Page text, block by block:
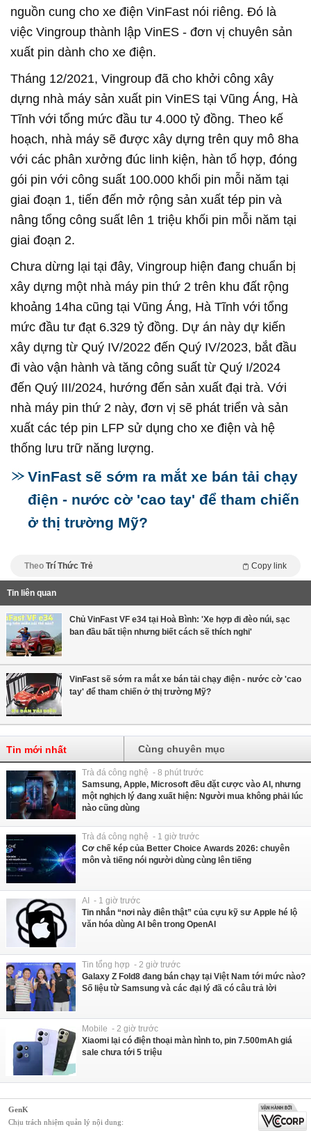
nguồn cung cho xe điện VinFast nói riêng. Đó là
việc Vingroup thành lập VinES - đơn vị chuyên sản
xuất pin dành cho xe điện.
Tháng 12/2021, Vingroup đã cho khởi công xây
dựng nhà máy sản xuất pin VinES tại Vũng Áng, Hà
Tĩnh với tổng mức đầu tư 4.000 tỷ đồng. Theo kế
hoạch, nhà máy sẽ được xây dựng trên quy mô 8ha
với các phân xưởng đúc linh kiện, hàn tổ hợp, đóng
gói pin với công suất 100.000 khối pin mỗi năm tại
giai đoạn 1, tiến đến mở rộng sản xuất tép pin và
nâng tổng công suất lên 1 triệu khối pin mỗi năm tại
giai đoạn 2.
Chưa dừng lại tại đây, Vingroup hiện đang chuẩn bị
xây dựng một nhà máy pin thứ 2 trên khu đất rộng
khoảng 14ha cũng tại Vũng Áng, Hà Tĩnh với tổng
mức đầu tư đạt 6.329 tỷ đồng. Dự án này dự kiến
xây dựng từ Quý IV/2022 đến Quý IV/2023, bắt đầu
đi vào vận hành và tăng công suất từ Quý I/2024
đến Quý III/2024, hướng đến sản xuất đại trà. Với
nhà máy pin thứ 2 này, đơn vị sẽ phát triển và sản
xuất các tép pin LFP sử dụng cho xe điện và hệ
thống lưu trữ năng lượng.
VinFast sẽ sớm ra mắt xe bán tải chạy
điện - nước cờ 'cao tay' để tham chiến
ở thị trường Mỹ?
Theo Trí Thức Trẻ Copy link
Tin liên quan
Chủ VinFast VF e34 tại Hoà Bình: 'Xe hợp đi đèo núi, sạc
ban đầu bất tiện nhưng biết cách sẽ thích nghi'
VinFast sẽ sớm ra mắt xe bán tải chạy điện - nước cờ 'cao
tay' để tham chiến ở thị trường Mỹ?
Tin mới nhất Cùng chuyên mục
Trà đá công nghệ - 8 phút trước
Samsung, Apple, Microsoft đều đặt cược vào AI, nhưng
một nghịch lý đang xuất hiện: Người mua không phải lúc
nào cũng dùng
Trà đá công nghệ - 1 giờ trước
Cơ chế kép của Better Choice Awards 2026: chuyên
môn và tiếng nói người dùng cùng lên tiếng
AI - 1 giờ trước
Tin nhắn “nơi này điên thật” của cựu kỹ sư Apple hé lộ
văn hóa dùng AI bên trong OpenAI
Tin tổng hợp - 2 giờ trước
Galaxy Z Fold8 đang bán chạy tại Việt Nam tới mức nào?
Số liệu từ Samsung và các đại lý đã có câu trả lời
Mobile - 2 giờ trước
Xiaomi lại có điện thoại màn hình to, pin 7.500mAh giá
sale chưa tới 5 triệu
GenK
Chịu trách nhiệm quản lý nội dung: